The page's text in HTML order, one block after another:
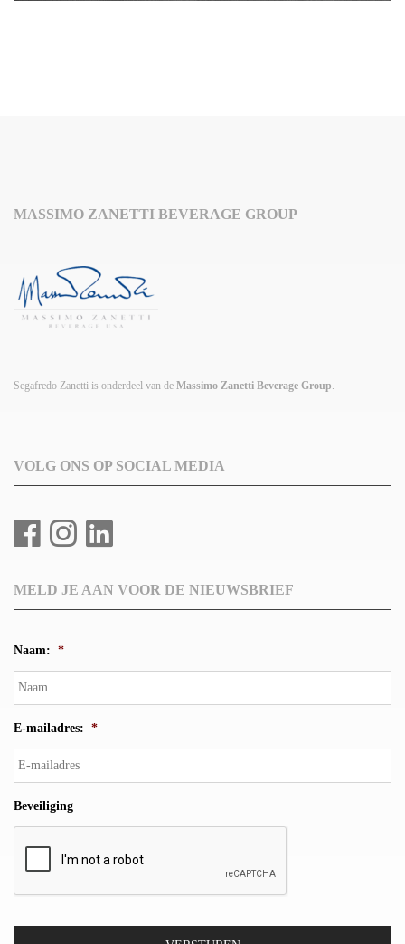
MASSIMO ZANETTI BEVERAGE GROUP
Segafredo Zanetti is onderdeel van de Massimo Zanetti Beverage Group.
VOLG ONS OP SOCIAL MEDIA
MELD JE AAN VOOR DE NIEUWSBRIEF
Naam: *
E-mailadres: *
Beveiliging